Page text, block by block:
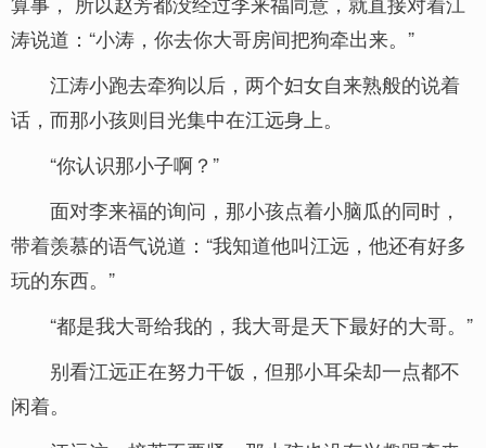
涛说道：“小涛，你去你大哥房间把狗牵出来。”
江涛小跑去牵狗以后，两个妇女自来熟般的说着
话，而那小孩则目光集中在江远身上。
“你认识那小子啊？”
面对李来福的询问，那小孩点着小脑瓜的同时，
带着羡慕的语气说道：“我知道他叫江远，他还有好多
玩的东西。”
“都是我大哥给我的，我大哥是天下最好的大哥。”
别看江远正在努力干饭，但那小耳朵却一点都不
闲着。